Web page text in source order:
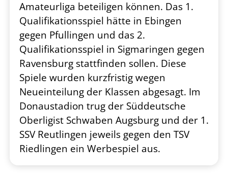
Amateurliga beteiligen können. Das 1.
Qualifikationsspiel hätte in Ebingen
gegen Pfullingen und das 2.
Qualifikationsspiel in Sigmaringen gegen
Ravensburg stattfinden sollen. Diese
Spiele wurden kurzfristig wegen
Neueinteilung der Klassen abgesagt. Im
Donaustadion trug der Süddeutsche
Oberligist Schwaben Augsburg und der 1.
SSV Reutlingen jeweils gegen den TSV
Riedlingen ein Werbespiel aus.